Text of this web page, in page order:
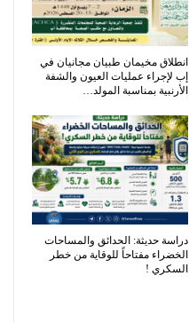
انطلاق مخيمان طبيان مجانيان في
إب لإجراء عمليات العيون والشفة
الأرنبية بمناسبة المولد…
دراسة حديثة: الحدائق والمساحات
الخضراء مفتاحاً للوقاية من خطر
السكري !